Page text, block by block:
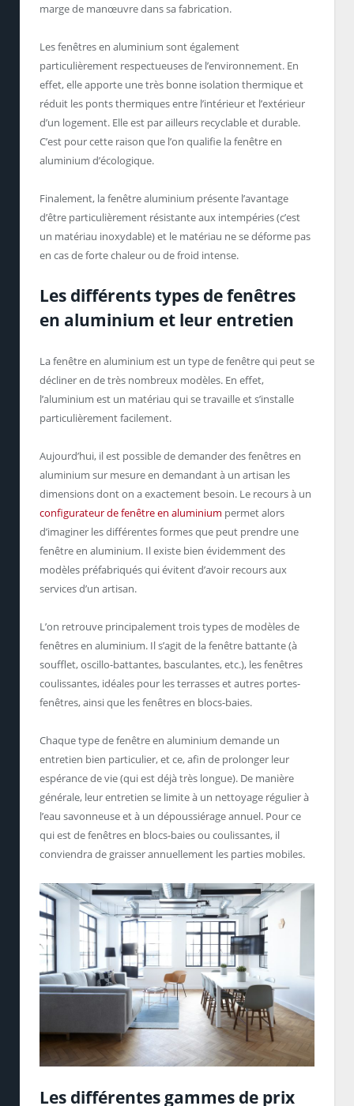
marge de manœuvre dans sa fabrication.
Les fenêtres en aluminium sont également
particulièrement respectueuses de l’environnement. En
effet, elle apporte une très bonne isolation thermique et
réduit les ponts thermiques entre l’intérieur et l’extérieur
d’un logement. Elle est par ailleurs recyclable et durable.
C’est pour cette raison que l’on qualifie la fenêtre en
aluminium d’écologique.
Finalement, la fenêtre aluminium présente l’avantage
d’être particulièrement résistante aux intempéries (c’est
un matériau inoxydable) et le matériau ne se déforme pas
en cas de forte chaleur ou de froid intense.
Les différents types de fenêtres
en aluminium et leur entretien
La fenêtre en aluminium est un type de fenêtre qui peut se
décliner en de très nombreux modèles. En effet,
l’aluminium est un matériau qui se travaille et s’installe
particulièrement facilement.
Aujourd’hui, il est possible de demander des fenêtres en
aluminium sur mesure en demandant à un artisan les
dimensions dont on a exactement besoin. Le recours à un
configurateur de fenêtre en aluminium permet alors
d’imaginer les différentes formes que peut prendre une
fenêtre en aluminium. Il existe bien évidemment des
modèles préfabriqués qui évitent d’avoir recours aux
services d’un artisan.
L’on retrouve principalement trois types de modèles de
fenêtres en aluminium. Il s’agit de la fenêtre battante (à
soufflet, oscillo-battantes, basculantes, etc.), les fenêtres
coulissantes, idéales pour les terrasses et autres portes-
fenêtres, ainsi que les fenêtres en blocs-baies.
Chaque type de fenêtre en aluminium demande un
entretien bien particulier, et ce, afin de prolonger leur
espérance de vie (qui est déjà très longue). De manière
générale, leur entretien se limite à un nettoyage régulier à
l’eau savonneuse et à un dépoussiérage annuel. Pour ce
qui est de fenêtres en blocs-baies ou coulissantes, il
conviendra de graisser annuellement les parties mobiles.
Les différentes gammes de prix